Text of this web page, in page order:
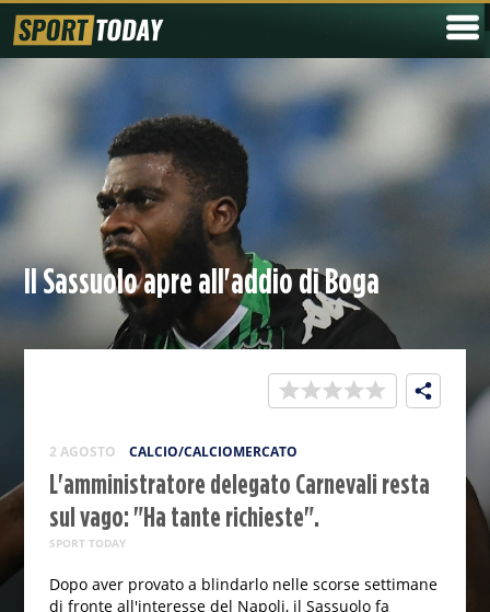
Il Sassuolo apre all'addio di Boga
2 AGOSTO CALCIO/CALCIOMERCATO
L'amministratore delegato Carnevali resta
sul vago: "Ha tante richieste".
SPORT TODAY
Dopo aver provato a blindarlo nelle scorse settimane
di fronte all'interesse del Napoli, il Sassuolo fa